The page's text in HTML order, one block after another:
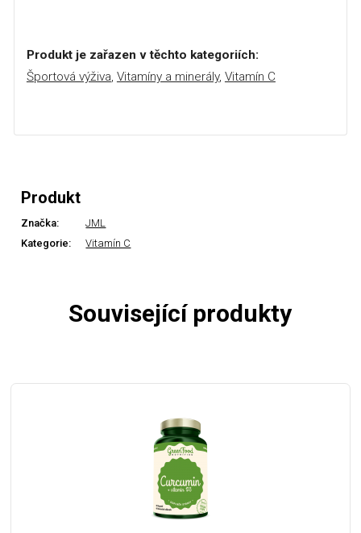
Produkt je zařazen v těchto kategoriích:
Športová výživa, Vitamíny a minerály, Vitamín C
Produkt
Značka:
JML
Kategorie:
Vitamín C
Související produkty